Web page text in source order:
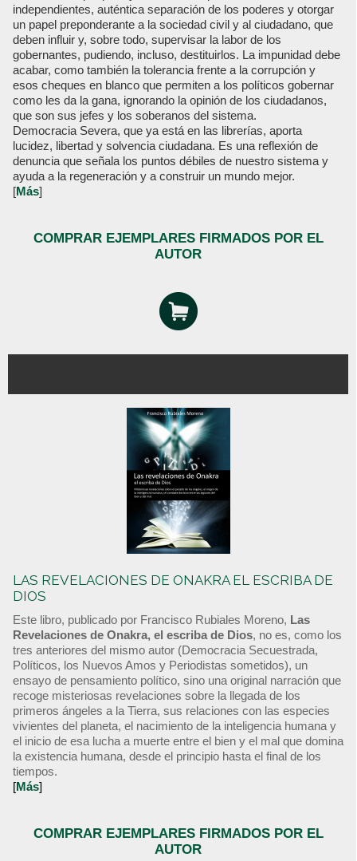
independientes, auténtica separación de los poderes y otorgar
un papel preponderante a la sociedad civil y al ciudadano, que
deben influir y, sobre todo, supervisar la labor de los
gobernantes, pudiendo, incluso, destituirlos. La impunidad debe
acabar, como también la tolerancia frente a la corrupción y
esos cheques en blanco que permiten a los políticos gobernar
como les da la gana, ignorando la opinión de los ciudadanos,
que son sus jefes y los soberanos del sistema.
Democracia Severa, que ya está en las librerías, aporta
lucidez, libertad y solvencia ciudadana. Es una reflexión de
denuncia que señala los puntos débiles de nuestro sistema y
ayuda a la regeneración y a construir un mundo mejor.
[Más]
COMPRAR EJEMPLARES FIRMADOS POR EL
AUTOR
LAS REVELACIONES DE ONAKRA EL ESCRIBA DE
DIOS
Este libro, publicado por Francisco Rubiales Moreno, Las
Revelaciones de Onakra, el escriba de Dios, no es, como los
tres anteriores del mismo autor (Democracia Secuestrada,
Políticos, los Nuevos Amos y Periodistas sometidos), un
ensayo de pensamiento político, sino una original narración que
recoge misteriosas revelaciones sobre la llegada de los
primeros ángeles a la Tierra, sus relaciones con las especies
vivientes del planeta, el nacimiento de la inteligencia humana y
el inicio de esa lucha a muerte entre el bien y el mal que domina
la existencia humana, desde el principio hasta el final de los
tiempos.
[Más]
COMPRAR EJEMPLARES FIRMADOS POR EL
AUTOR